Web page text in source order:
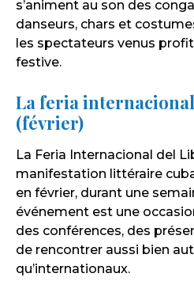
s’animent au son des
danseurs, chars et
les spectateurs venus
festive.
La feria
(février)
La Feria Internacional del
manifestation littéraire
en février, durant une
événement est une
des conférences, des
de rencontrer aussi bien
qu’internationaux.